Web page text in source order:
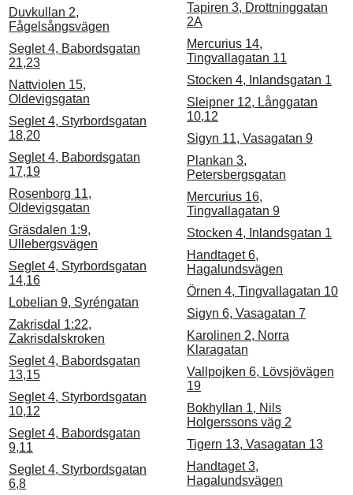
Duvkullan 2,
Fågelsångsvägen
Seglet 4, Babordsgatan
21,23
Nattviolen 15,
Oldevigsgatan
Seglet 4, Styrbordsgatan
18,20
Seglet 4, Babordsgatan
17,19
Rosenborg 11,
Oldevigsgatan
Gräsdalen 1:9,
Ullebergsvägen
Seglet 4, Styrbordsgatan
14,16
Lobelian 9, Syréngatan
Zakrisdal 1:22,
Zakrisdalskroken
Seglet 4, Babordsgatan
13,15
Seglet 4, Styrbordsgatan
10,12
Seglet 4, Babordsgatan
9,11
Seglet 4, Styrbordsgatan
6,8
Tapiren 3, Drottninggatan
2A
Mercurius 14,
Tingvallagatan 11
Stocken 4, Inlandsgatan 1
Sleipner 12, Långgatan
10,12
Sigyn 11, Vasagatan 9
Plankan 3,
Petersbergsgatan
Mercurius 16,
Tingvallagatan 9
Stocken 4, Inlandsgatan 1
Handtaget 6,
Hagalundsvägen
Örnen 4, Tingvallagatan 10
Sigyn 6, Vasagatan 7
Karolinen 2, Norra
Klaragatan
Vallpojken 6, Lövsjövägen
19
Bokhyllan 1, Nils
Holgerssons väg 2
Tigern 13, Vasagatan 13
Handtaget 3,
Hagalundsvägen